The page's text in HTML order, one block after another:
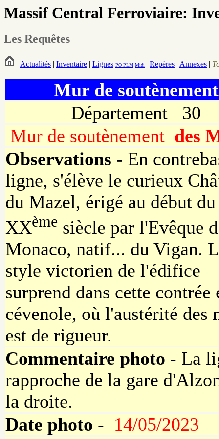
Massif Central Ferroviaire:
Les Requêtes
| Actualités | Inventaire | Lignes PO PLM Midi | Repères | Annexes |
Mur de soutènement
Département 30
Mur de soutènement des
Observations - En
ligne, s'élève le curieux
du Mazel, érigé au début du
XXème siècle par l'Evêque
Monaco, natif... du Vigan.
style victorien de l'édifice
surprend dans cette contrée
cévenole, où l'austérité des
est de rigueur.
Commentaire photo - La
rapproche de la gare
la droite.
Date photo - 14/05/2023